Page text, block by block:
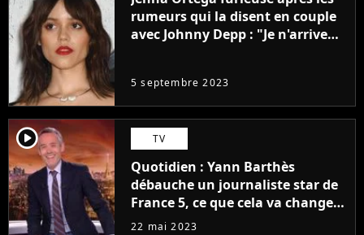
rumeurs qui la disent en couple
avec Johnny Depp : "Je n'arrive
5 septembre 2023
player2 TV
Quotidien : Yann Barthès
débauche un journaliste star de
France 5, ce que cela va changer
à la rentrée
22 mai 2023